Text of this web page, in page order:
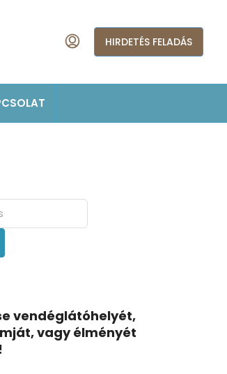
HIRDETÉS FELADÁS
vendéglátóhelyét,
vagy élményét